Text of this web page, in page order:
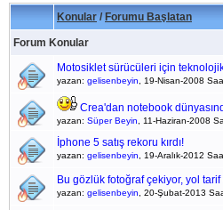
Konular / Forumu Başlatan
Forum Konular
Motosiklet sürücüleri için
yazan: gelisenbeyin , 19-Nisan-2008
Crea'dan notebook
yazan: Süper Beyin , 11-Haziran-2008
İphone 5 satış rekoru kırdı!
yazan: gelisenbeyin , 19-Aralık-2012
Bu gözlük fotoğraf çekiyor, yol
yazan: gelisenbeyin , 20-Şubat-2013